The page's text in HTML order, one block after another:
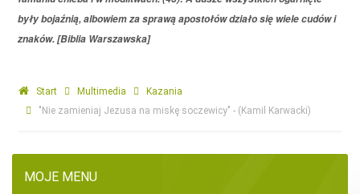
były bojaźnią, albowiem za sprawą apostołów działo się wiele cudów i
znaków. [Biblia Warszawska]
Start Multimedia
Kazania
"Nie zamieniaj Jezusa na miskę soczewicy" - (Kamil Karwacki)
MOJE MENU